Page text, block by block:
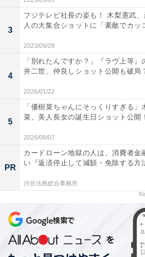
3
フジテレビ社長の姿も！ 木梨憲武
人の大集合ショットに「素敵でカッ
2023/09/29
4
「別れたんですか？」『ラヴ上等』
井二世、仲良しショット公開も破局
2026/01/22
5
「優樹菜ちゃんにそっくりすぎる」
菜、美人長女の誕生日ショット公開
2026/08/07
PR
カードローン地獄の人は、消費者金
い『返済停止して減額・免除する方
渋谷法務総合事務所